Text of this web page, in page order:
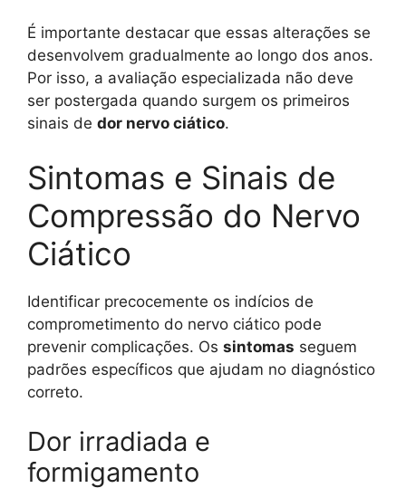
É importante destacar que essas alterações se
desenvolvem gradualmente ao longo dos anos.
Por isso, a avaliação especializada não deve
ser postergada quando surgem os primeiros
sinais de dor nervo ciático.
Sintomas e Sinais de
Compressão do Nervo
Ciático
Identificar precocemente os indícios de
comprometimento do nervo ciático pode
prevenir complicações. Os sintomas seguem
padrões específicos que ajudam no diagnóstico
correto.
Dor irradiada e
formigamento